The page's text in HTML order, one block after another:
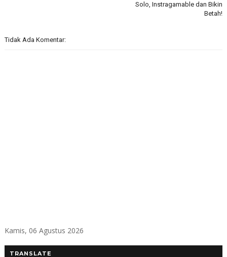
Solo, Instragamable dan Bikin
Betah!
Tidak Ada Komentar:
Kamis, 06 Agustus 2026
TRANSLATE